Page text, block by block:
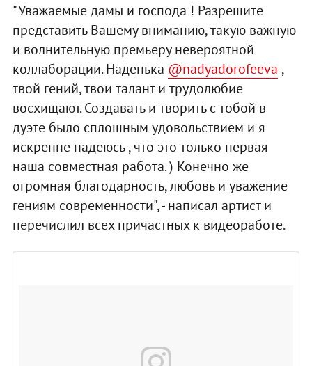
"Уважаемые дамы и господа ! Разрешите
представить Вашему вниманию, такую важную
и волнительную премьеру невероятной
коллаборации. Наденька @nadyadorofeeva ,
твой гений, твои талант и трудолюбие
восхищают. Создавать и творить с тобой в
дуэте было сплошным удовольствием и я
искренне надеюсь , что это только первая
наша совместная работа. ) Конечно же
огромная благодарность, любовь и уважение
гениям современности", - написал артист и
перечислил всех причастных к видеоработе.